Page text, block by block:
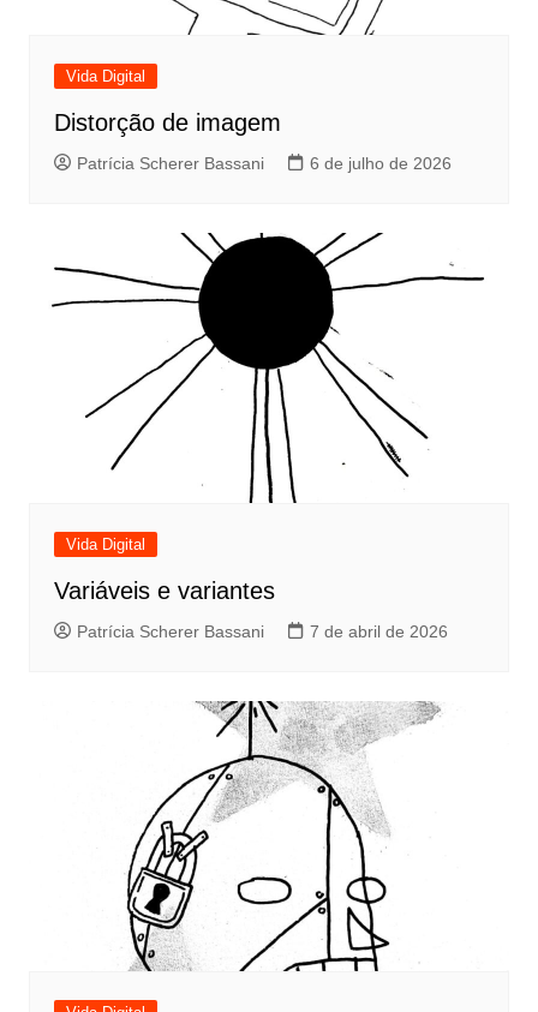
Vida Digital
Distorção de imagem
Patrícia Scherer Bassani 6 de julho de 2026
Vida Digital
Variáveis e variantes
Patrícia Scherer Bassani 7 de abril de 2026